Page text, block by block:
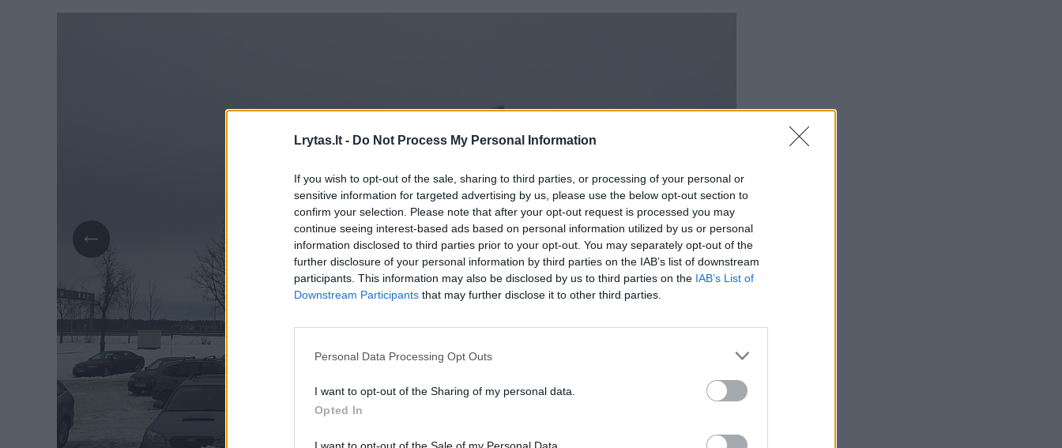
Lrytas.lt - Do Not Process My Personal Information
If you wish to opt-out of the sale, sharing to third parties, or processing of your personal or
sensitive information for targeted advertising by us, please use the below opt-out section to
confirm your selection. Please note that after your opt-out request is processed you may
continue seeing interest-based ads based on personal information utilized by us or personal
information disclosed to third parties prior to your opt-out. You may separately opt-out of the
further disclosure of your personal information by third parties on the IAB’s list of downstream
participants. This information may also be disclosed by us to third parties on the IAB’s List of
Downstream Participants that may further disclose it to other third parties.
Personal Data Processing Opt Outs
I want to opt-out of the Sharing of my personal data.
Opted In